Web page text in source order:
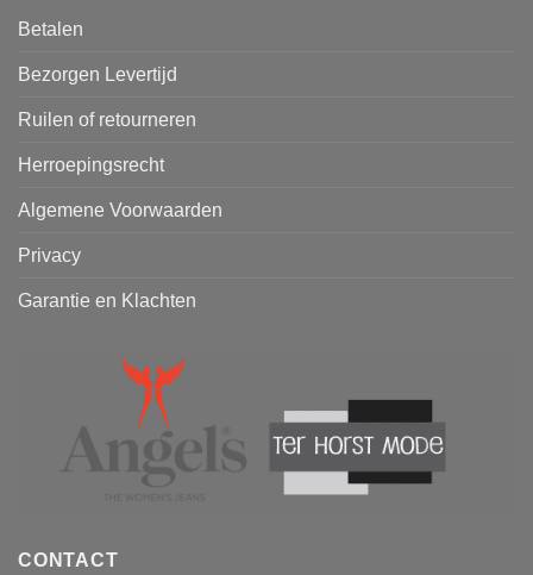
Betalen
Bezorgen Levertijd
Ruilen of retourneren
Herroepingsrecht
Algemene Voorwaarden
Privacy
Garantie en Klachten
CONTACT